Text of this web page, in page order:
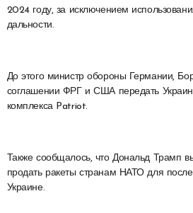
2024 году, за исключением
дальности.
До этого министр обороны Германии,
соглашении ФРГ и США передать
комплекса Patriot.
Также сообщалось, что Дональд Трамп
продать ракеты странам НАТО для
Украине.